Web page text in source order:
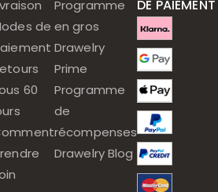
de
60
Programme
en gros
Drawelry
Prime
Programme
de
récompenses
Drawelry Blog
DE PAIEMENT